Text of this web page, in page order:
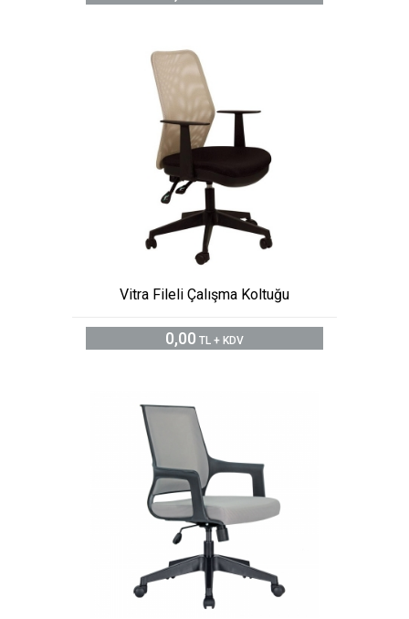
Vitra Fileli Çalışma Koltuğu
0,00 TL + KDV